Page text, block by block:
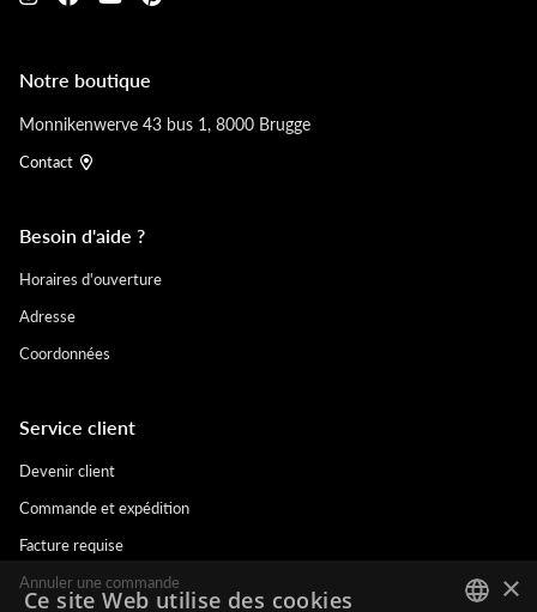
Notre boutique
Monnikenwerve 43 bus 1, 8000 Brugge
Contact
Besoin d'aide ?
Horaires d'ouverture
Adresse
Coordonnées
Service client
Devenir client
Commande et expédition
Facture requise
Annuler une commande
×
Ce site Web utilise des cookies